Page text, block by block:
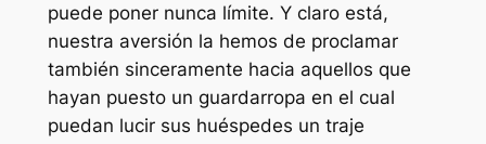
puede poner nunca límite. Y claro está,
nuestra aversión la hemos de proclamar
también sinceramente hacia aquellos que
hayan puesto un guardarropa en el cual
puedan lucir sus huéspedes un traje